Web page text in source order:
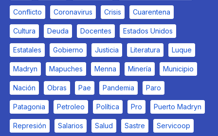
Conflicto Coronavirus Crisis Cuarentena
Cultura Deuda Docentes Estados Unidos
Estatales Gobierno Justicia Literatura Luque
Madryn Mapuches Menna Minería Municipio
Nación Obras Pae Pandemia Paro
Patagonia Petroleo Política Pro Puerto Madryn
Represión Salarios Salud Sastre Servicoop